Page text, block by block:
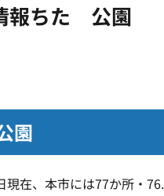
報ちた 公園
園
現在、本市には77か所・